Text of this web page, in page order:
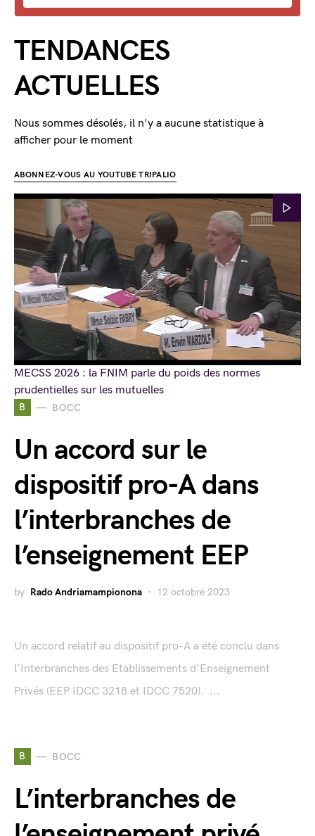
B BOCC
Un accord sur le
dispositif pro-A dans
l’interbranches de
l’enseignement EEP
by Rado Andriamampionona 12 octobre 2023
Un accord relatif au dispositif pro-A a été conclu dans
l’Interbranches des Etablissements d’Enseignement
Privés (EEP IDCC 3218 et IDCC 7520). ...
B BOCC
L’interbranches de
TENDANCES
ACTUELLES
Nous sommes désolés, il n'y a aucune statistique à
afficher pour le moment
ABONNEZ-VOUS AU YOUTUBE TRIPALIO
MECSS 2026 : la FNIM parle du poids des normes
prudentielles sur les mutuelles